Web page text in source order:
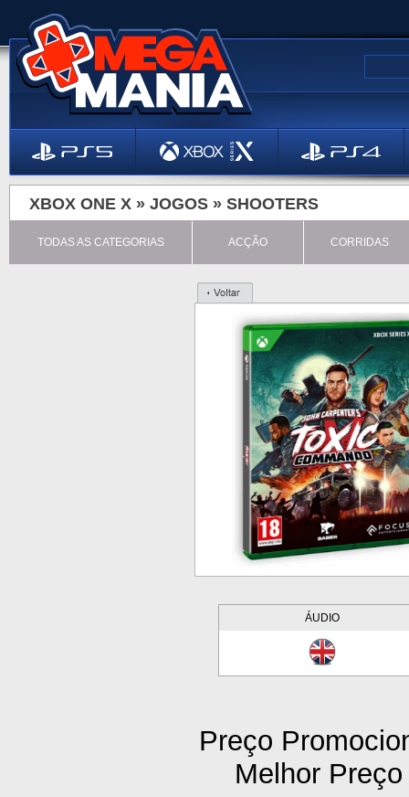
XBOX ONE X » JOGOS » SHOOTERS
TODAS AS CATEGORIAS ACÇÃO CORRIDAS
ÁUDIO
Preço
Melhor